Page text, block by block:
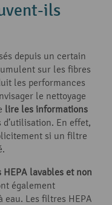
ils
depuis un certain
sur les fibres
les performances
le nettoyage
lire les informations
En effet,
si un filtre
lavables et non
également
eau. Les filtres HEPA